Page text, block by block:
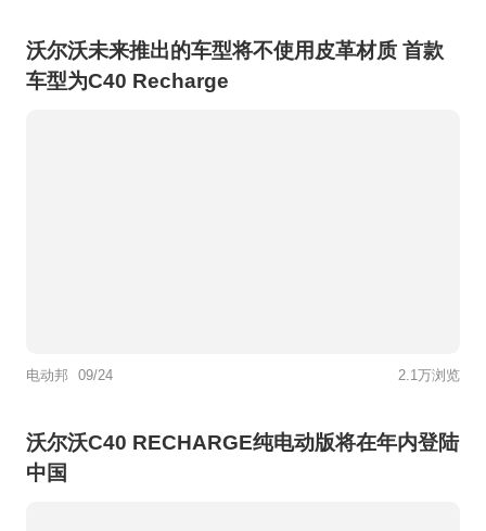
沃尔沃未来推出的车型将不使用皮革材质 首款
车型为C40 Recharge
电动邦 09/24 2.1万浏览
沃尔沃C40 RECHARGE纯电动版将在年内登陆
中国